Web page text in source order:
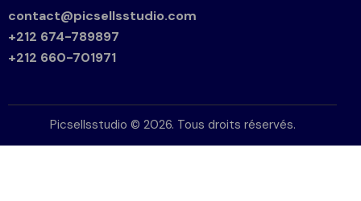
contact@picsellsstudio.com
+212 674-789897
+212 660-701971
Picsellsstudio © 2026. Tous droits réservés.